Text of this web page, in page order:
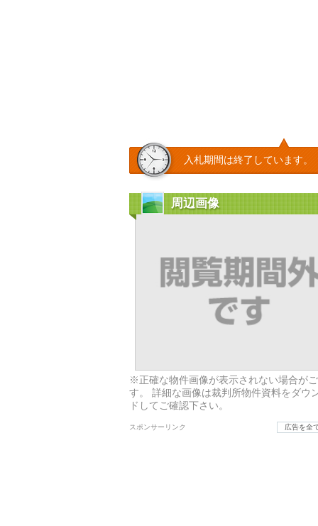
入札期間は終了しています。
周辺画像
※正確な物件画像が表示されない場合が
す。 詳細な画像は裁判所物件資料をダウ
ドしてご確認下さい。
スポンサーリンク 広告を全